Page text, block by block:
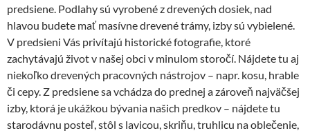
predsiene. Podlahy sú vyrobené z drevených dosiek, nad
hlavou budete mať masívne drevené trámy, izby sú vybielené.
V predsieni Vás privítajú historické fotografie, ktoré
zachytávajú život v našej obci v minulom storočí. Nájdete tu aj
niekoľko drevených pracovných nástrojov – napr. kosu, hrable
či cepy. Z predsiene sa vchádza do prednej a zároveň najväčšej
izby, ktorá je ukážkou bývania našich predkov – nájdete tu
starodávnu posteľ, stôl s lavicou, skriňu, truhlicu na oblečenie,